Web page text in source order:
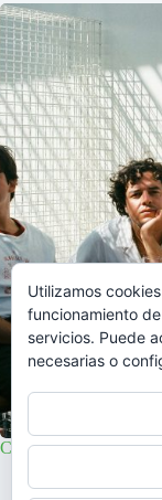
Capitão Fausto en
10/02/2026
Utilizamos
funcionamiento
servicios. Puede
necesarias o